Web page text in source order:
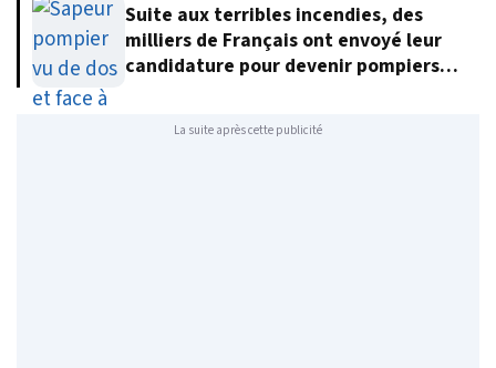
Suite aux terribles incendies, des
milliers de Français ont envoyé leur
candidature pour devenir pompiers
La suite après cette publicité